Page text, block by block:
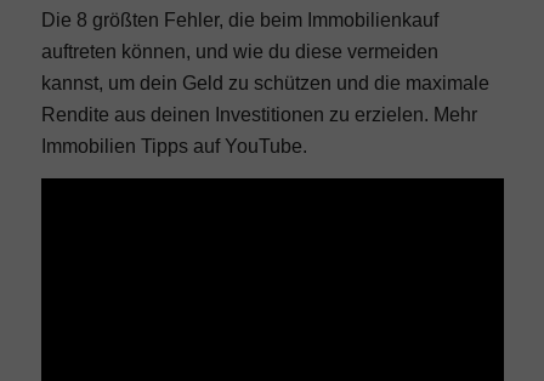
Die 8 größten Fehler, die beim Immobilienkauf
auftreten können, und wie du diese vermeiden
kannst, um dein Geld zu schützen und die maximale
Rendite aus deinen Investitionen zu erzielen. Mehr
Immobilien Tipps auf YouTube.